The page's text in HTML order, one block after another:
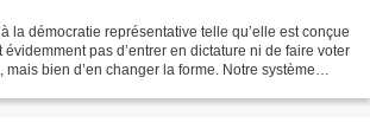
à la démocratie représentative telle qu’elle est conçue
évidemment pas d’entrer en dictature ni de faire voter
bien d’en changer la forme. Notre système